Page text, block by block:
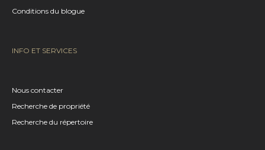
Conditions du blogue
INFO ET SERVICES
Nous contacter
Recherche de propriété
Recherche du répertoire